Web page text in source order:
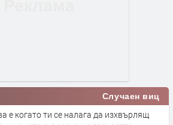
Случаен виц
е когато ти се налага да изхвърлящ